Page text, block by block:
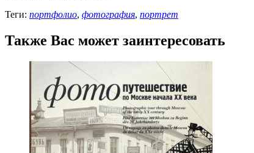
Теги: портфолио, фотография, портрет
Также Вас может заинтересовать